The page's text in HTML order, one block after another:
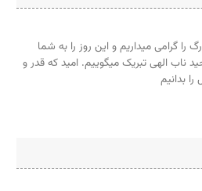
را گرامی میداریم و این روز را به شما
ناب الهی تبریک میگوییم. امید که قدر و
بدانیم